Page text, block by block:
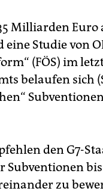
Milliarden
Studie von
(FÖS) im
belaufen sich
den G7-
Subventionen
zu